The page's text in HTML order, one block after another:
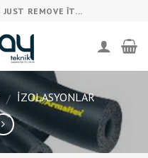
REMOVE IT...
/ İZOLASYONLAR